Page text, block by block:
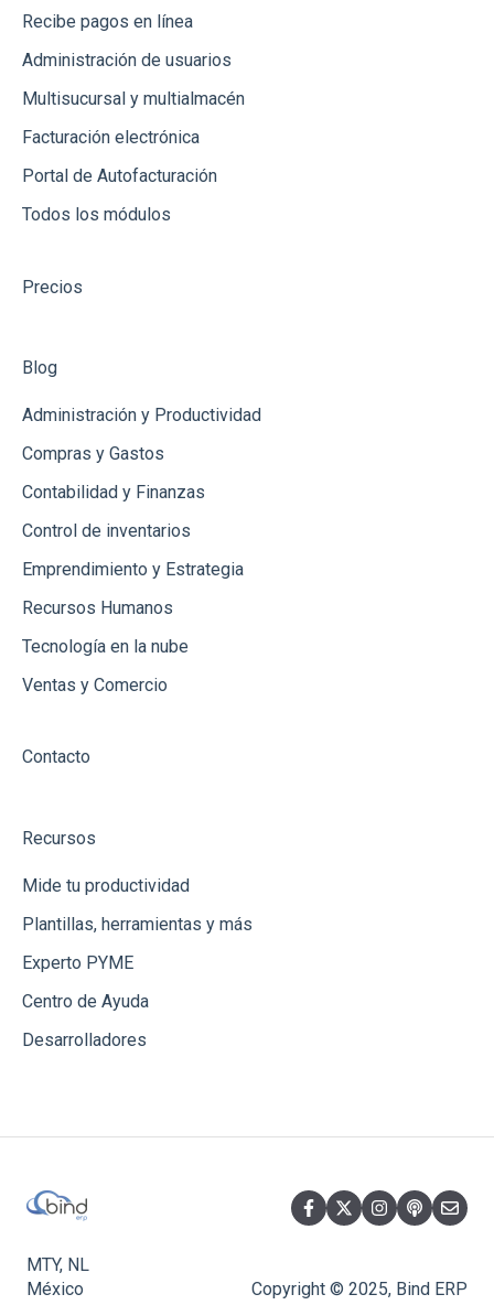
Dashboard
Recepción de Mercancia
Catálogos
Gastos
Clientes
Punto de Venta
Créditos
Ingresos
Recibe pagos en línea
Administración de usuarios
Multisucursal y multialmacén
Facturación electrónica
Portal de Autofacturación
Todos los módulos
Precios
Blog
Administración y Productividad
Compras y Gastos
Contabilidad y Finanzas
Control de inventarios
Emprendimiento y Estrategia
Recursos Humanos
Tecnología en la nube
Ventas y Comercio
Contacto
Recursos
Mide tu productividad
Plantillas, herramientas y más
Experto PYME
Centro de Ayuda
Desarrolladores
MTY, NL
México
Copyright © 2025, Bind ERP